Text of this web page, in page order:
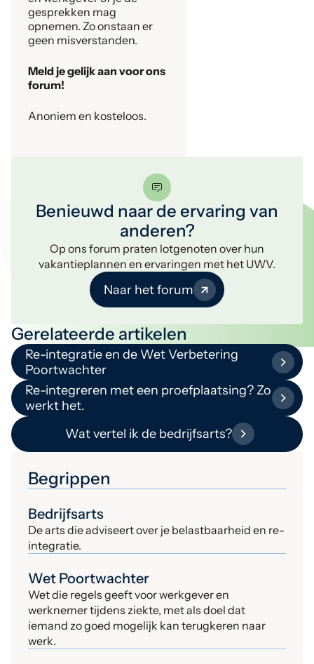
gesprekken mag
opnemen. Zo onstaan er
geen misverstanden.
Meld je gelijk aan voor ons
forum!
Anoniem en kosteloos.
Benieuwd naar de ervaring van
anderen?
Op ons forum praten lotgenoten over hun
vakantieplannen en ervaringen met het UWV.
Naar het forum
Gerelateerde artikelen
Re-integratie en de Wet Verbetering
Poortwachter
Re-integreren met een proefplaatsing? Zo
werkt het.
Wat vertel ik de bedrijfsarts?
Begrippen
Bedrijfsarts
De arts die adviseert over je belastbaarheid en re-
integratie.
Wet Poortwachter
Wet die regels geeft voor werkgever en
werknemer tijdens ziekte, met als doel dat
iemand zo goed mogelijk kan terugkeren naar
werk.